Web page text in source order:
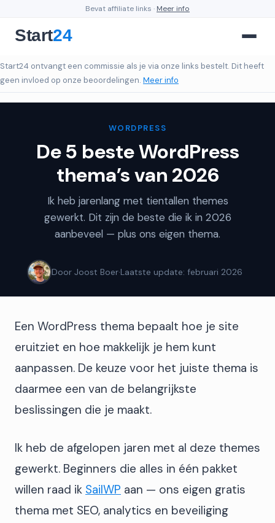
Bevat affiliate links · Meer info
Start24 ontvangt een commissie als je via onze links bestelt. Dit heeft
geen invloed op onze beoordelingen. Meer info
WORDPRESS
De 5 beste WordPress
thema’s van 2026
Ik heb jarenlang met tientallen themes
gewerkt. Dit zijn de beste die ik in 2026
aanbeveel — plus ons eigen thema.
Door Joost Boer·Laatste update: februari 2026
Een WordPress thema bepaalt hoe je site
eruitziet en hoe makkelijk je hem kunt
aanpassen. De keuze voor het juiste thema is
daarmee een van de belangrijkste
beslissingen die je maakt.
Ik heb de afgelopen jaren met al deze themes
gewerkt. Beginners die alles in één pakket
willen raad ik SailWP aan — ons eigen gratis
thema met SEO, analytics en beveiliging